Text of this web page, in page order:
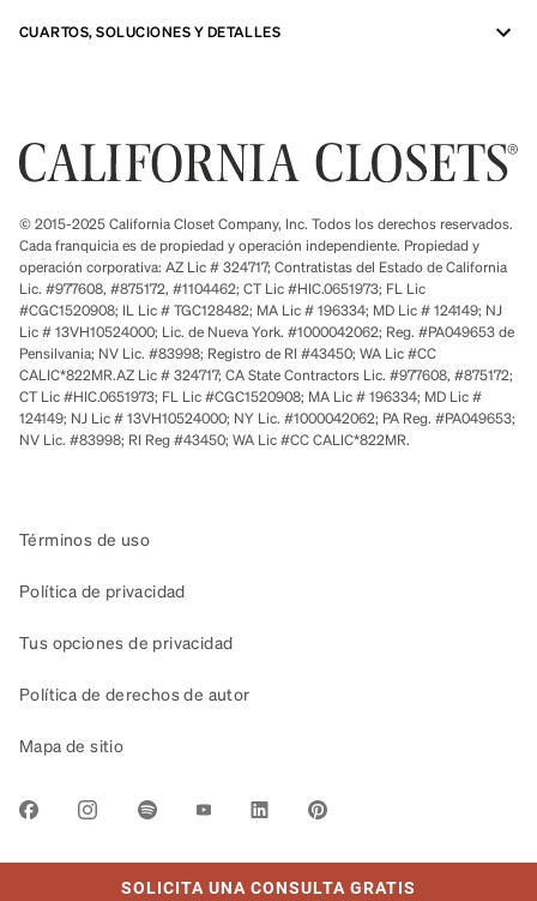
SOLICITA UNA CONSULTA GRATIS
CUARTOS, SOLUCIONES Y DETALLES
© 2015-2025 California Closet Company, Inc. Todos los derechos reservados.
Cada franquicia es de propiedad y operación independiente. Propiedad y
operación corporativa: AZ Lic # 324717; Contratistas del Estado de California
Lic. #977608, #875172, #1104462; CT Lic #HIC.0651973; FL Lic
#CGC1520908; IL Lic # TGC128482; MA Lic # 196334; MD Lic # 124149; NJ
Lic # 13VH10524000; Lic. de Nueva York. #1000042062; Reg. #PA049653 de
Pensilvania; NV Lic. #83998; Registro de RI #43450; WA Lic #CC
CALIC*822MR.AZ Lic # 324717; CA State Contractors Lic. #977608, #875172;
CT Lic #HIC.0651973; FL Lic #CGC1520908; MA Lic # 196334; MD Lic #
124149; NJ Lic # 13VH10524000; NY Lic. #1000042062; PA Reg. #PA049653;
NV Lic. #83998; RI Reg #43450; WA Lic #CC CALIC*822MR.
Términos de uso
Política de privacidad
Tus opciones de privacidad
Política de derechos de autor
Mapa de sitio